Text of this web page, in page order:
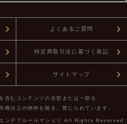
よくあるご質問
特定商取引法に基づく表記
サイトマップ
含むコンテンツの全部または一部を
権法上の例外を除き、禁じられています。
ンデフルールマシェリ All Rights Reserved.